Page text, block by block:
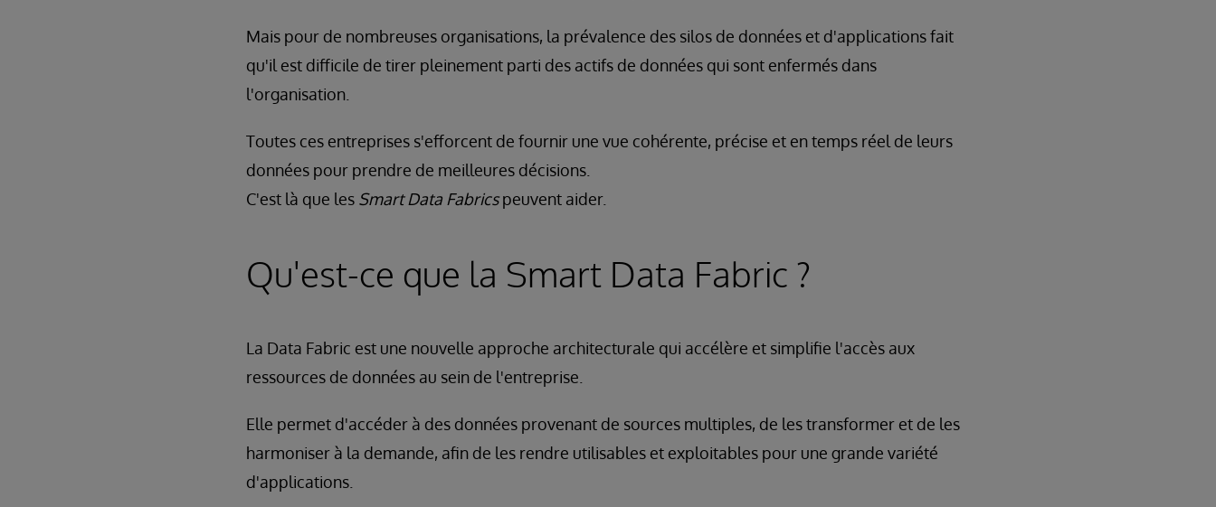
Mais pour de nombreuses organisations, la prévalence des silos de données et d'applications fait
qu'il est difficile de tirer pleinement parti des actifs de données qui sont enfermés dans
l'organisation.
Toutes ces entreprises s'efforcent de fournir une vue cohérente, précise et en temps réel de leurs
données pour prendre de meilleures décisions.
C'est là que les Smart Data Fabricspeuvent aider.
Qu'est-ce que la Smart Data Fabric ?
La Data Fabric est une nouvelle approche architecturale qui accélère et simplifie l'accès aux
ressources de données au sein de l'entreprise.
Elle permet d'accéder à des données provenant de sources multiples, de les transformer et de les
harmoniser à la demande, afin de les rendre utilisables et exploitables pour une grande variété
d'applications.